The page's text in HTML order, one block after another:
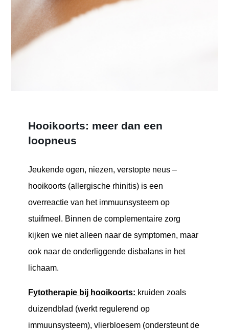
Hooikoorts: meer dan een
loopneus
Jeukende ogen, niezen, verstopte neus –
hooikoorts (allergische rhinitis) is een
overreactie van het immuunsysteem op
stuifmeel. Binnen de complementaire zorg
kijken we niet alleen naar de symptomen, maar
ook naar de onderliggende disbalans in het
lichaam.
Fytotherapie bij hooikoorts: kruiden zoals
duizendblad (werkt regulerend op
immuunsysteem), vlierbloesem (ondersteunt de